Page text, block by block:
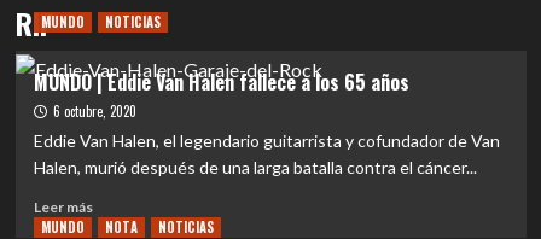
RIPMUNDO NOTICIAS
MUNDO | Eddie Van Halen fallece a los 65 años
6 octubre, 2020
Eddie Van Halen, el legendario guitarrista y cofundador de Van
Halen, murió después de una larga batalla contra el cáncer...
Leer másLeer
más
MUNDO NOTA NOTICIAS